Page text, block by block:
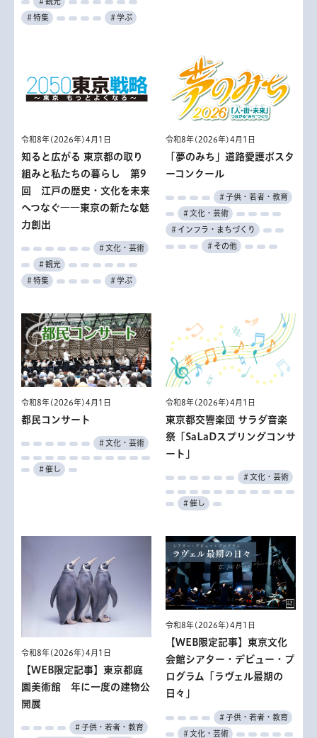
＃特集 ＃学ぶ
令和8年(2026年)4月1日
知ると広がる 東京都の取り
組みと私たちの暮らし 第9
回 江戸の歴史・文化を未来
へつなぐ――東京の新たな魅
力創出
＃文化・芸術
＃観光
＃特集 ＃学ぶ
令和8年(2026年)4月1日
「夢のみち」道路愛護ポスタ
ーコンクール
＃子供・若者・教育
＃文化・芸術
＃インフラ・まちづくり
＃その他
令和8年(2026年)4月1日
都民コンサート
＃文化・芸術
＃催し
令和8年(2026年)4月1日
東京都交響楽団 サラダ音楽
祭「SaLaDスプリングコンサ
ート」
＃文化・芸術
＃催し
令和8年(2026年)4月1日
【WEB限定記事】東京都庭
園美術館 年に一度の建物公
開展
＃子供・若者・教育
令和8年(2026年)4月1日
【WEB限定記事】東京文化
会館シアター・デビュー・プ
ログラム「ラヴェル最期の
日々」
＃子供・若者・教育
＃文化・芸術